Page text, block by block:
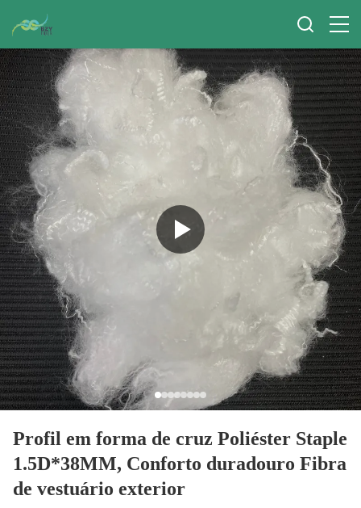
Profil em forma de cruz Poliéster Staple
1.5D*38MM, Conforto duradouro Fibra
de vestuário exterior